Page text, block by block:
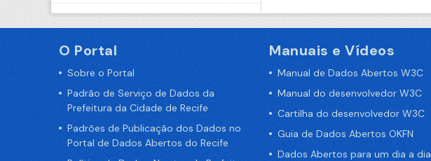
O Portal
Sobre o Portal
Padrão de Serviço de Dados da
Prefeitura da Cidade de Recife
Padrões de Publicação dos Dados no
Portal de Dados Abertos do Recife
Manuais e Vídeos
Manual de Dados Abertos W3C
Manual do desenvolvedor W3C
Cartilha do desenvolvedor W3C
Guia de Dados Abertos OKFN
Dados Abertos para um dia a dia